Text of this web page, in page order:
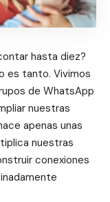
hasta diez?
es tanto. Vivimos
de WhatsApp
nuestras
apenas unas
nuestras
conexiones